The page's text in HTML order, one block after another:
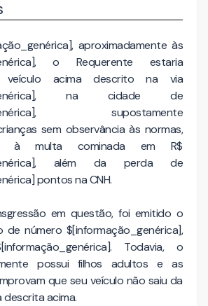
aproximadamente às
o Requerente estaria
veículo acima descrito na via
na cidade de
supostamente
sem observância às normas,
à multa cominada em R$
além da perda de
pontos na CNH.
em questão, foi emitido o
número $[informação_genérica],
Todavia, o
possui filhos adultos e as
que seu veículo não saiu da
acima.